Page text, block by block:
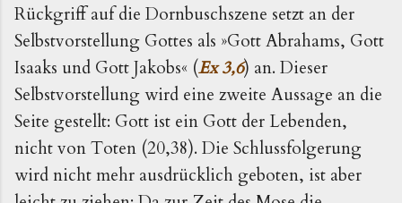
Rückgriff auf die Dornbuschszene setzt an der
Selbstvorstellung Gottes als »Gott Abrahams, Gott
Isaaks und Gott Jakobs« (Ex 3,6) an. Dieser
Selbstvorstellung wird eine zweite Aussage an die
Seite gestellt: Gott ist ein Gott der Lebenden,
nicht von Toten (20,38). Die Schlussfolgerung
wird nicht mehr ausdrücklich geboten, ist aber